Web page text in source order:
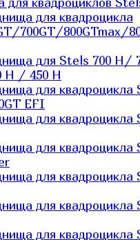
для квадроцикла
700GT/800GTmax/
для Stels 700 H/
H / 450 H
для квадроцикла
EFI
для квадроцикла
для квадроцикла
для квадроцикла
для квадроцикла
для квадроцикла